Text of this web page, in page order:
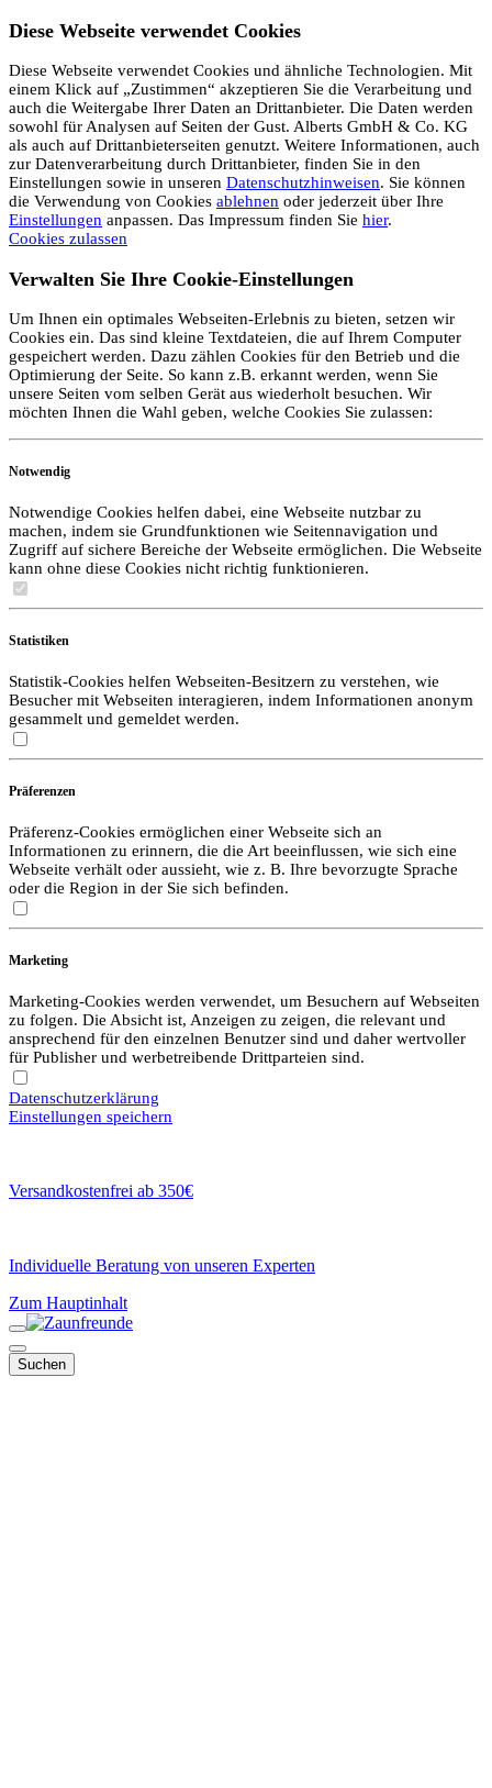
Diese Webseite verwendet Cookies
Diese Webseite verwendet Cookies und ähnliche Technologien. Mit
einem Klick auf „Zustimmen“ akzeptieren Sie die Verarbeitung und
auch die Weitergabe Ihrer Daten an Drittanbieter. Die Daten werden
sowohl für Analysen auf Seiten der Gust. Alberts GmbH & Co. KG
als auch auf Drittanbieterseiten genutzt. Weitere Informationen, auch
zur Datenverarbeitung durch Drittanbieter, finden Sie in den
Einstellungen sowie in unseren Datenschutzhinweisen. Sie können
die Verwendung von Cookies ablehnen oder jederzeit über Ihre
Einstellungen anpassen. Das Impressum finden Sie hier.
Cookies zulassen
Verwalten Sie Ihre Cookie-Einstellungen
Um Ihnen ein optimales Webseiten-Erlebnis zu bieten, setzen wir
Cookies ein. Das sind kleine Textdateien, die auf Ihrem Computer
gespeichert werden. Dazu zählen Cookies für den Betrieb und die
Optimierung der Seite. So kann z.B. erkannt werden, wenn Sie
unsere Seiten vom selben Gerät aus wiederholt besuchen. Wir
möchten Ihnen die Wahl geben, welche Cookies Sie zulassen:
Notwendig
Notwendige Cookies helfen dabei, eine Webseite nutzbar zu
machen, indem sie Grundfunktionen wie Seitennavigation und
Zugriff auf sichere Bereiche der Webseite ermöglichen. Die Webseite
kann ohne diese Cookies nicht richtig funktionieren.
Statistiken
Statistik-Cookies helfen Webseiten-Besitzern zu verstehen, wie
Besucher mit Webseiten interagieren, indem Informationen anonym
gesammelt und gemeldet werden.
Präferenzen
Präferenz-Cookies ermöglichen einer Webseite sich an
Informationen zu erinnern, die die Art beeinflussen, wie sich eine
Webseite verhält oder aussieht, wie z. B. Ihre bevorzugte Sprache
oder die Region in der Sie sich befinden.
Marketing
Marketing-Cookies werden verwendet, um Besuchern auf Webseiten
zu folgen. Die Absicht ist, Anzeigen zu zeigen, die relevant und
ansprechend für den einzelnen Benutzer sind und daher wertvoller
für Publisher und werbetreibende Drittparteien sind.
Datenschutzerklärung
Einstellungen speichern
Versandkostenfrei ab 350€
Individuelle Beratung von unseren Experten
Zum Hauptinhalt
Suchen